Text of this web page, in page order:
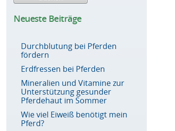
Neueste Beiträge
Durchblutung bei Pferden
fördern
Erdfressen bei Pferden
Mineralien und Vitamine zur
Unterstützung gesunder
Pferdehaut im Sommer
Wie viel Eiweiß benötigt mein
Pferd?